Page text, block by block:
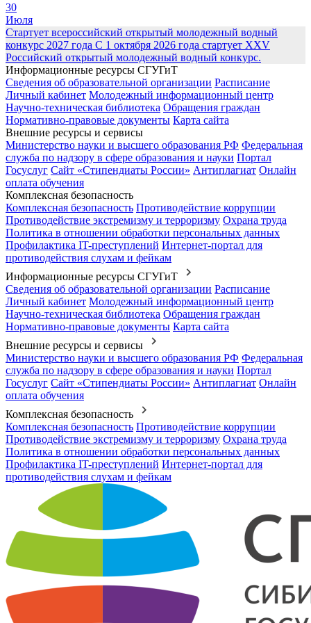
30
Июля
Стартует всероссийский открытый молодежный водный
конкурс 2027 года С 1 октября 2026 года стартует XXV
Российский открытый молодежный водный конкурс.
Информационные ресурсы СГУГиТ
Сведения об образовательной организации Расписание
Личный кабинет Молодежный информационный центр
Научно-техническая библиотека Обращения граждан
Нормативно-правовые документы Карта сайта
Внешние ресурсы и сервисы
Министерство науки и высшего образования РФ Федеральная
служба по надзору в сфере образования и науки Портал
Госуслуг Сайт «Стипендиаты России» Антиплагиат Онлайн
оплата обучения
Комплексная безопасность
Комплексная безопасность Противодействие коррупции
Противодействие экстремизму и терроризму Охрана труда
Политика в отношении обработки персональных данных
Профилактика IT-преступлений Интернет-портал для
противодействия слухам и фейкам
Информационные ресурсы СГУГиТ
Сведения об образовательной организации Расписание
Личный кабинет Молодежный информационный центр
Научно-техническая библиотека Обращения граждан
Нормативно-правовые документы Карта сайта
Внешние ресурсы и сервисы
Министерство науки и высшего образования РФ Федеральная
служба по надзору в сфере образования и науки Портал
Госуслуг Сайт «Стипендиаты России» Антиплагиат Онлайн
оплата обучения
Комплексная безопасность
Комплексная безопасность Противодействие коррупции
Противодействие экстремизму и терроризму Охрана труда
Политика в отношении обработки персональных данных
Профилактика IT-преступлений Интернет-портал для
противодействия слухам и фейкам